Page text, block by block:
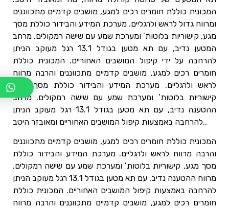
המכונית כוללת חומרים רכים למגע, מושבים קדמיים מתכווננים
ומרווח גדול לראש ולרגליים. מערכת המידע והבידור כוללת מסך
מגע, קישוריות בלוטות’ ומערכת שמע עם שישה רמקולים. מרחב
המטען נדיב, עם תא מטען בגודל 13.1 רגל מעוקב הניתן
להרחבה על ידי קיפול המושבים האחוריים. המכונית כוללת
חומרים רכים למגע, מושבים קדמיים מתכווננים והרבה מרווח
לראש ולרגליים. מערכת המידע והבידור כוללת מסך מגע,
קישוריות בלוטות’ ומערכת שמע עם שישה רמקולים. מרחב
ההטענה נדיב, עם תא מטען בגודל 13.1 רגל מעוקב הניתן
להרחבה באמצעות קיפול המושבים האחוריים ומאובזר היטב..
המכונית כוללת חומרים רכים למגע, מושבים קדמיים מתכווננים
והרבה מרווח לראש ולרגליים. מערכת המידע והבידור כוללת
מסך מגע, קישוריות בלוטות’ ומערכת שמע עם שישה רמקולים.
מרווח ההטענה נדיב, עם תא מטען בגודל 13.1 רגל מעוקב הניתן
להרחבה באמצעות קיפול המושבים האחוריים. המכונית כוללת
חומרים רכים למגע, מושבים קדמיים מתכווננים והרבה מרווח